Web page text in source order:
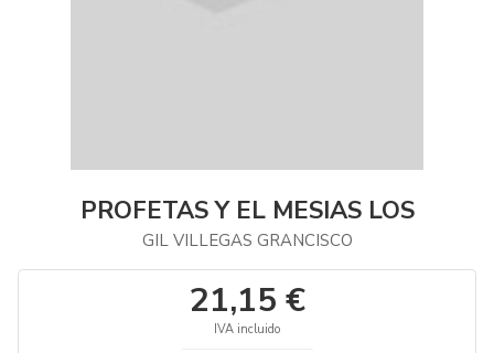
PROFETAS Y EL MESIAS LOS
GIL VILLEGAS GRANCISCO
21,15 €
IVA incluido